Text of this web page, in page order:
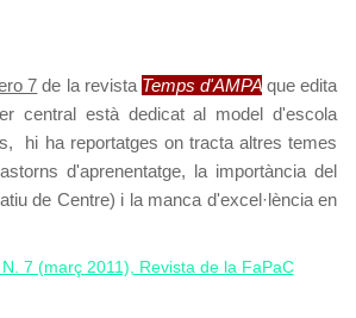
7 de la revista Temps d'AMPA que edita
central està dedicat al model d'escola
hi ha reportatges on tracta altres temes
d'aprenentatge, la importància del
de Centre) i la manca d'excel·lència en
N. 7 (març 2011), Revista de la FaPaC